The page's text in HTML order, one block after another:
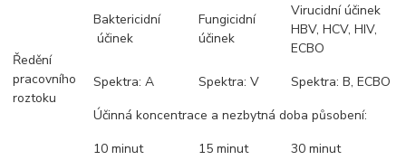
Ředění
pracovního
roztoku
Baktericidní
účinek
Fungicidní
účinek
Virucidní účinek
HBV, HCV, HIV,
ECBO
Spektra: A
Spektra: V
Spektra: B, ECBO
Účinná koncentrace a nezbytná doba působení:
10 minut
15 minut
30 minut